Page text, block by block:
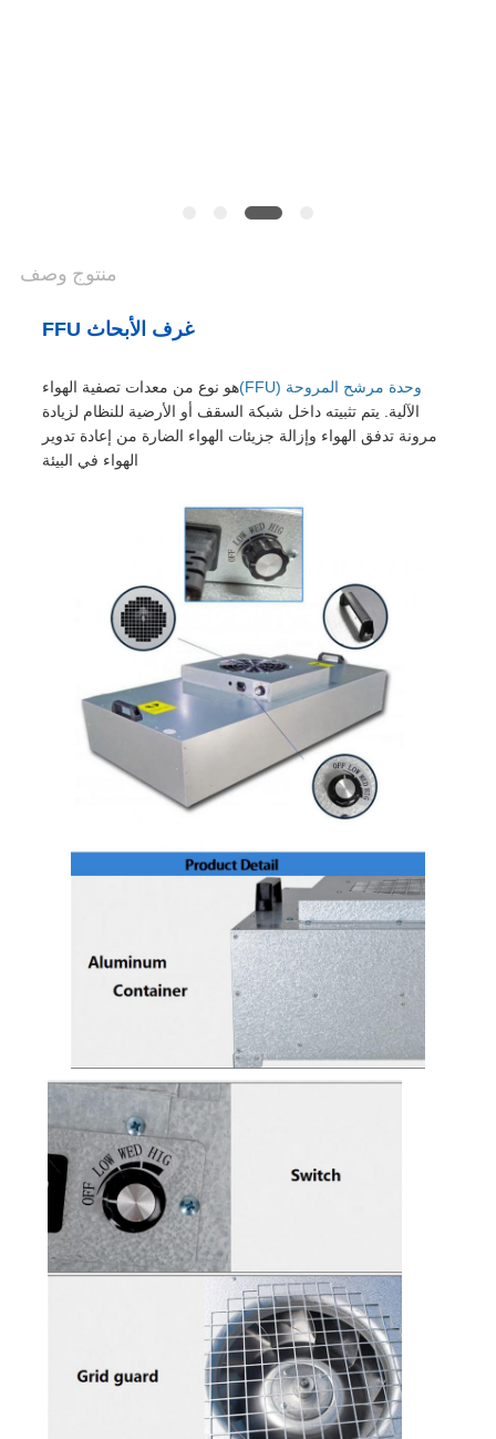
منتوج وصف
غرف الأبحاث FFU
وحدة مرشح المروحة (FFU)
هو نوع من معدات تصفية الهواء
الآلية. يتم تثبيته داخل شبكة السقف أو الأرضية للنظام لزيادة
مرونة تدفق الهواء وإزالة جزيئات الهواء الضارة من إعادة تدوير
الهواء في البيئة